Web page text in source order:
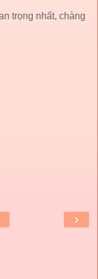
trọng nhất, chàng
›